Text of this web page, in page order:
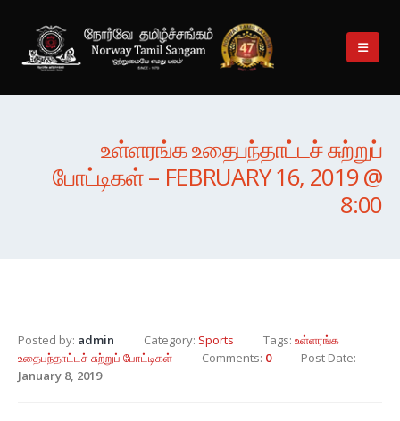
உள்ளரங்க உதைபந்தாட்டச் சுற்றுப்
போட்டிகள் – FEBRUARY 16, 2019 @
8:00
Posted by: admin Category: Sports Tags: உள்ளரங்க
உதைபந்தாட்டச் சுற்றுப் போட்டிகள்
Comments: 0
Post Date:
January 8, 2019